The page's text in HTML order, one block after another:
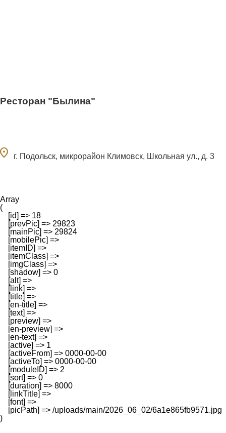
Ресторан "Былина"
г. Подольск, микрорайон Климовск, Школьная ул., д. 3
Array
(
    [id] => 18
    [prevPic] => 29823
    [mainPic] => 29824
    [mobilePic] =>
    [itemID] =>
    [itemClass] =>
    [imgClass] =>
    [shadow] => 0
    [alt] =>
    [link] =>
    [title] =>
    [en-title] =>
    [text] =>
    [preview] =>
    [en-preview] =>
    [en-text] =>
    [active] => 1
    [activeFrom] => 0000-00-00
    [activeTo] => 0000-00-00
    [moduleID] => 2
    [sort] => 0
    [duration] => 8000
    [linkTitle] =>
    [font] =>
    [picPath] => /uploads/main/2026_06_02/6a1e865fb9571.jpg